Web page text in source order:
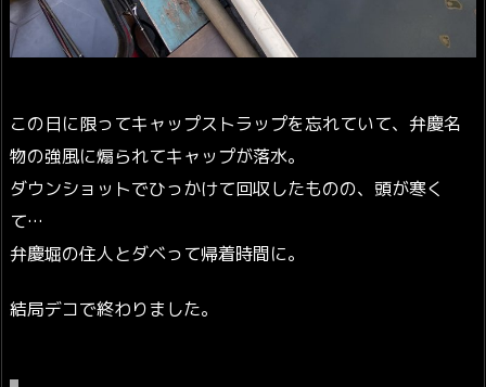
この日に限ってキャップストラップを忘れていて、弁慶名
物の強風に煽られてキャップが落水。
ダウンショットでひっかけて回収したものの、頭が寒く
て…
弁慶堀の住人とダベって帰着時間に。
結局デコで終わりました。